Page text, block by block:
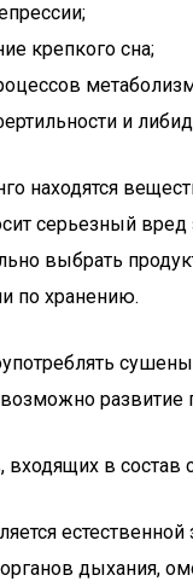
крепкого сна;
и
находятся
серьезный
выбрать
по хранению.
развитие
входящих в состав
естественной
дыхания,